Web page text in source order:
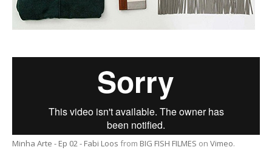
Minha Arte - Ep 02 - Fabi Loos from BIG FISH FILMES on Vimeo.